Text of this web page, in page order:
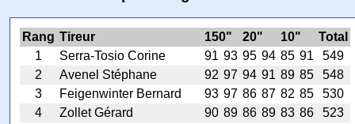
Rang Tireur 150" 20" 10"
Total
1
Serra-Tosio Corine 91 93 95 94 85 91
549
2
Avenel Stéphane 92 97 94 91 89 85
548
3
Feigenwinter Bernard 93 97 86 87 82 85
530
4
Zollet Gérard 90 89 86 89 83 86
523